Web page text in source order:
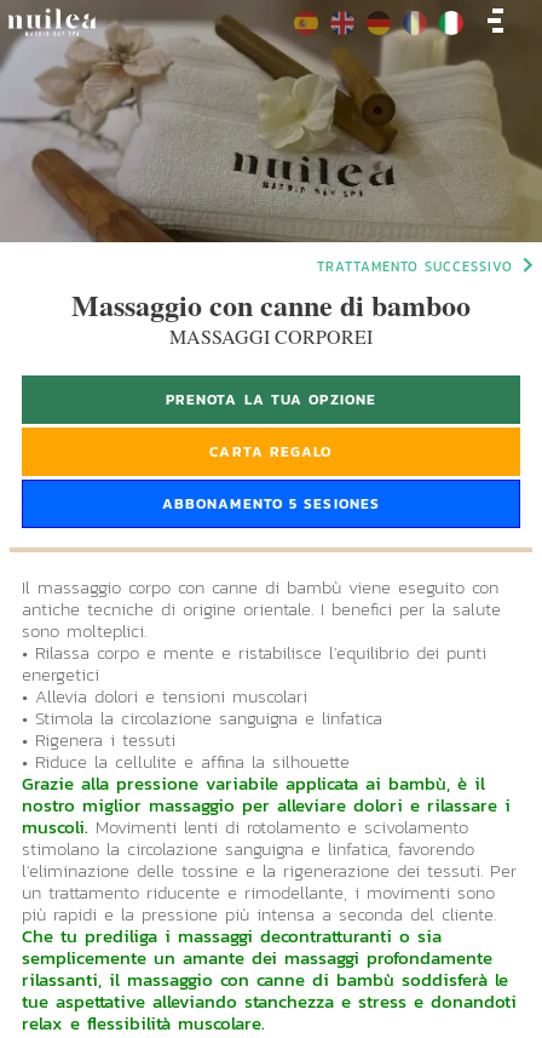
TRATTAMENTO SUCCESSIVO
Massaggio con canne di bamboo
MASSAGGI CORPOREI
PRENOTA LA TUA OPZIONE
CARTA REGALO
ABBONAMENTO 5 SESIONES
Il massaggio corpo con canne di bambù viene eseguito con
antiche tecniche di origine orientale. I benefici per la salute
sono molteplici.
• Rilassa corpo e mente e ristabilisce l'equilibrio dei punti
energetici
• Allevia dolori e tensioni muscolari
• Stimola la circolazione sanguigna e linfatica
• Rigenera i tessuti
• Riduce la cellulite e affina la silhouette
Grazie alla pressione variabile applicata ai bambù, è il
nostro miglior massaggio per alleviare dolori e rilassare i
muscoli. Movimenti lenti di rotolamento e scivolamento
stimolano la circolazione sanguigna e linfatica, favorendo
l'eliminazione delle tossine e la rigenerazione dei tessuti. Per
un trattamento riducente e rimodellante, i movimenti sono
più rapidi e la pressione più intensa a seconda del cliente.
Che tu prediliga i massaggi decontratturanti o sia
semplicemente un amante dei massaggi profondamente
rilassanti, il massaggio con canne di bambù soddisferà le
tue aspettative alleviando stanchezza e stress e donandoti
relax e flessibilità muscolare.